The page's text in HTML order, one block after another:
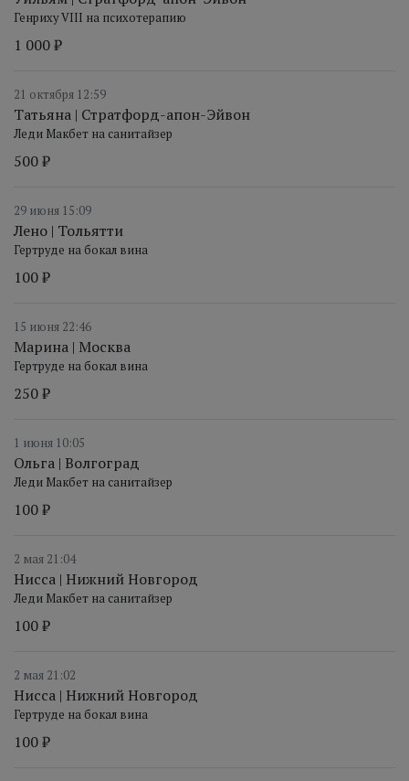
Генриху VIII на психотерапию
1 000 ₽
21 октября 12:59
Татьяна | Стратфорд-апон-Эйвон
Леди Макбет на санитайзер
500 ₽
29 июня 15:09
Лено | Тольятти
Гертруде на бокал вина
100 ₽
15 июня 22:46
Марина | Москва
Гертруде на бокал вина
250 ₽
1 июня 10:05
Ольга | Волгоград
Леди Макбет на санитайзер
100 ₽
2 мая 21:04
Нисса | Нижний Новгород
Леди Макбет на санитайзер
100 ₽
2 мая 21:02
Нисса | Нижний Новгород
Гертруде на бокал вина
100 ₽